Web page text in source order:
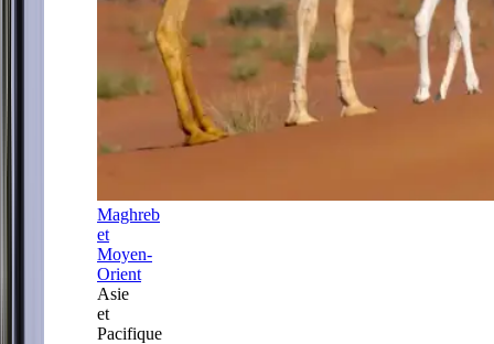
Maghreb
et
Moyen-
Orient
Asie
et
Pacifique